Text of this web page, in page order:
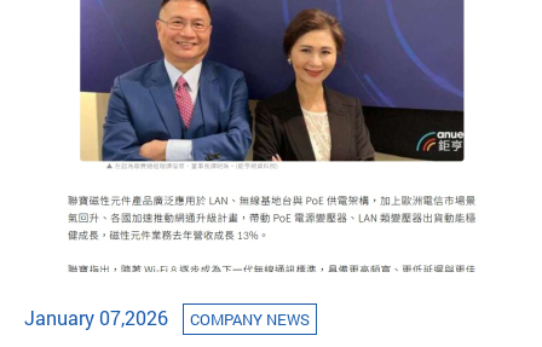
Manufacturing Co., Ltd. (TPE 6821) today announced a
system-level filtering solution for PoE applications,
integrating PoE transformers + common-mode chokes +
molded inductors + LAN transformers. Through precise
component matching, this solution is designed to
significantly reduce customers’ tuning and debugging
costs.
January 07,2026 COMPANY NEWS